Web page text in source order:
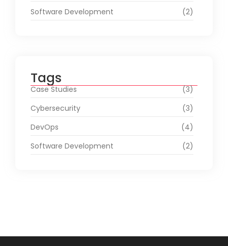
Software Development
(2)
Tags
Case Studies
(3)
Cybersecurity
(3)
DevOps
(4)
Software Development
(2)